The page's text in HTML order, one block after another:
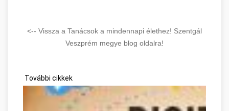
<-- Vissza a Tanácsok a mindennapi élethez! Szentgál
Veszprém megye blog oldalra!
További cikkek